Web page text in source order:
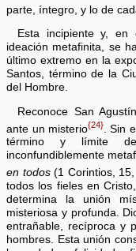
parte, íntegro, y lo de
Esta incipiente y, en
ideación metafinita, se
último extremo en la
Santos, término de la
del Hombre.
Reconoce San
ante un misterio{24}. Sin
término y límite
inconfundiblemente
en todos(1 Corintios, 15,
todos los fieles en
determina la unión
misteriosa y profunda.
entrañable, recíproca y
hombres. Esta unión